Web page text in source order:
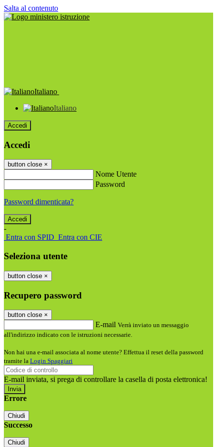
Salta al contenuto
Italiano
Italiano
Accedi
Accedi
button close ×
Nome Utente
Password
Password dimenticata?
-
Entra con SPID Entra con CIE
Seleziona utente
button close ×
Recupero password
button close ×
E-mail Verrà inviato un messaggio
all'indirizzo indicato con le istruzioni necessarie.
Non hai una e-mail associata al nome utente? Effettua il reset della password
tramite la Login Spaggiari
E-mail inviata, si prega di controllare la casella di posta elettronica!
Errore
Chiudi
Successo
Chiudi